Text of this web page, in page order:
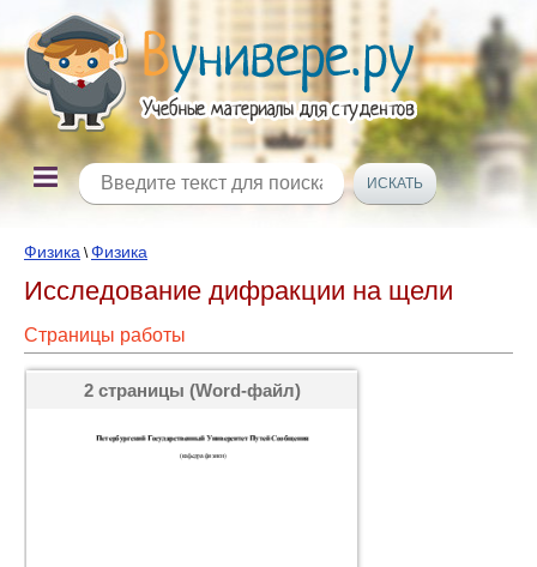
Физика \Физика
Исследование дифракции на щели
Страницы работы
2 страницы (Word-файл)